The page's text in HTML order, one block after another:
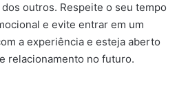
outros. Respeite o seu tempo
e evite entrar em um
a experiência e esteja aberto
relacionamento no futuro.